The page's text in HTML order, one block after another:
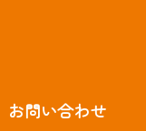
お問い合わせ